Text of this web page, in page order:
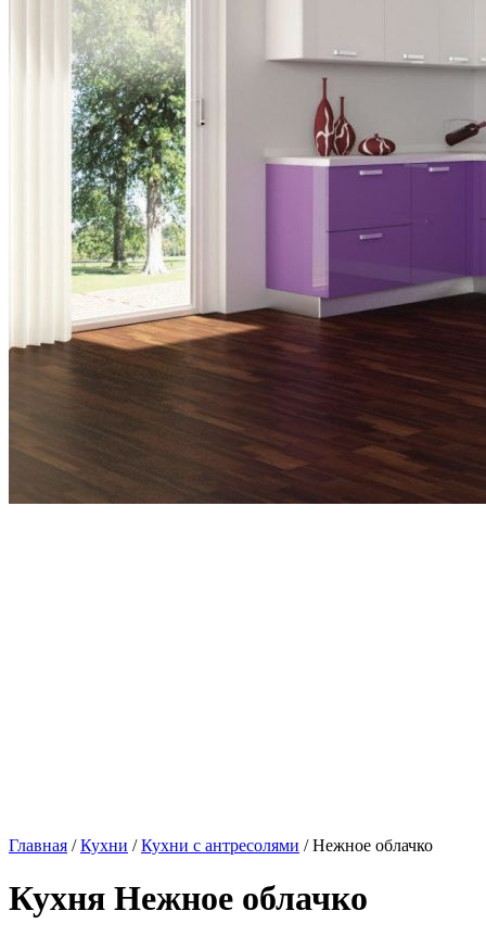
Главная /Кухни /Кухни с антресолями / Нежное облачко
Кухня Нежное облачко